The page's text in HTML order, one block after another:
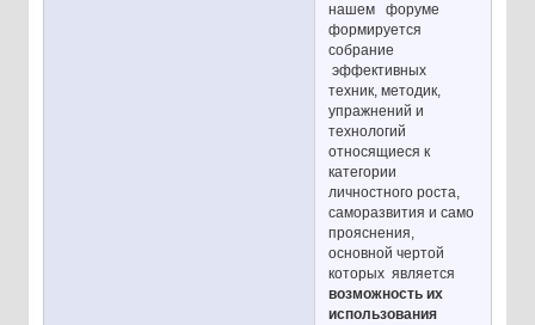
нашем форуме
формируется
собрание
эффективных
техник, методик,
упражнений и
технологий
относящиеся к
категории
личностного роста,
саморазвития и само
прояснения,
основной чертой
которых является
возможность их
использования